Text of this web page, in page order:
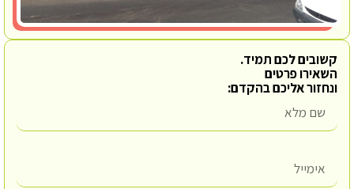
קשובים לכם תמיד.
השאירו פרטים
ונחזור אליכם בהקדם: